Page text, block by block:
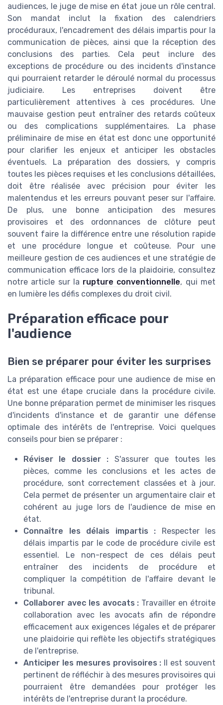
audiences, le juge de mise en état joue un rôle central.
Son mandat inclut la fixation des calendriers
procéduraux, l'encadrement des délais impartis pour la
communication de pièces, ainsi que la réception des
conclusions des parties. Cela peut inclure des
exceptions de procédure ou des incidents d'instance
qui pourraient retarder le déroulé normal du processus
judiciaire. Les entreprises doivent être
particulièrement attentives à ces procédures. Une
mauvaise gestion peut entraîner des retards coûteux
ou des complications supplémentaires. La phase
préliminaire de mise en état est donc une opportunité
pour clarifier les enjeux et anticiper les obstacles
éventuels. La préparation des dossiers, y compris
toutes les pièces requises et les conclusions détaillées,
doit être réalisée avec précision pour éviter les
malentendus et les erreurs pouvant peser sur l'affaire.
De plus, une bonne anticipation des mesures
provisoires et des ordonnances de clôture peut
souvent faire la différence entre une résolution rapide
et une procédure longue et coûteuse. Pour une
meilleure gestion de ces audiences et une stratégie de
communication efficace lors de la plaidoirie, consultez
notre article sur la rupture conventionnelle, qui met
en lumière les défis complexes du droit civil.
Préparation efficace pour
l'audience
Bien se préparer pour éviter les surprises
La préparation efficace pour une audience de mise en
état est une étape cruciale dans la procédure civile.
Une bonne préparation permet de minimiser les risques
d'incidents d'instance et de garantir une défense
optimale des intérêts de l'entreprise. Voici quelques
conseils pour bien se préparer :
Réviser le dossier : S'assurer que toutes les
pièces, comme les conclusions et les actes de
procédure, sont correctement classées et à jour.
Cela permet de présenter un argumentaire clair et
cohérent au juge lors de l'audience de mise en
état.
Connaître les délais impartis : Respecter les
délais impartis par le code de procédure civile est
essentiel. Le non-respect de ces délais peut
entraîner des incidents de procédure et
compliquer la compétition de l'affaire devant le
tribunal.
Collaborer avec les avocats : Travailler en étroite
collaboration avec les avocats afin de répondre
efficacement aux exigences légales et de préparer
une plaidoirie qui reflète les objectifs stratégiques
de l'entreprise.
Anticiper les mesures provisoires : Il est souvent
pertinent de réfléchir à des mesures provisoires qui
pourraient être demandées pour protéger les
intérêts de l'entreprise durant la procédure.